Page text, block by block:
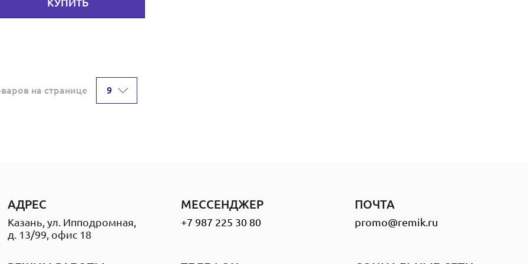
на странице 9
АДРЕС
Казань, ул. Ипподромная,
д. 13/99, офис 18
МЕССЕНДЖЕР
+7 987 225 30 80
ПОЧТА
promo@remik.ru